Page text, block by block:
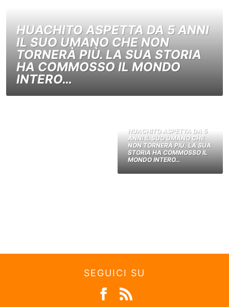
HUACHITO ASPETTA DA 5 ANNI
IL SUO UMANO CHE NON
TORNERÀ PIÙ. LA SUA STORIA
HA COMMOSSO IL MONDO
INTERO…
HUACHITO ASPETTA DA 5
ANNI IL SUO UMANO CHE
NON TORNERÀ PIÙ. LA SUA
STORIA HA COMMOSSO IL
MONDO INTERO…
SEGUICI SU